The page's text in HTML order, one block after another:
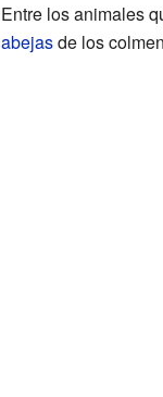
Entre los animales
abejasde los